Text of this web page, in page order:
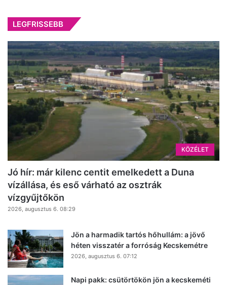
LEGFRISSEBB
KÖZÉLET
Jó hír: már kilenc centit emelkedett a Duna
vízállása, és eső várható az osztrák
vízgyűjtőkön
2026, augusztus 6. 08:29
Jön a harmadik tartós hőhullám: a jövő
héten visszatér a forróság Kecskemétre
2026, augusztus 6. 07:12
Napi pakk: csütörtökön jön a kecskeméti